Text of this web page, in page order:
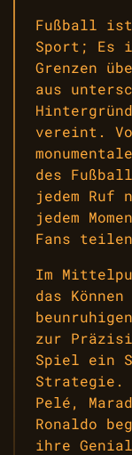
Fußball
Sport; Es
Grenzen
aus
vereint.
des
jedem Ruf
jedem
Fans
Im
das
zur
Spiel ein
Strategie.
Pelé,
Ronaldo
ihre